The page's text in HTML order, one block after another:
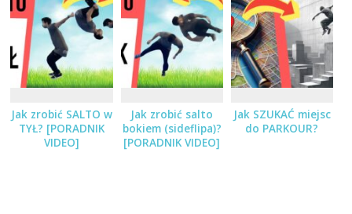
Jak zrobić SALTO w
TYŁ? [PORADNIK
VIDEO]
Jak zrobić salto
bokiem (sideflipa)?
[PORADNIK VIDEO]
Jak SZUKAĆ miejsc
do PARKOUR?